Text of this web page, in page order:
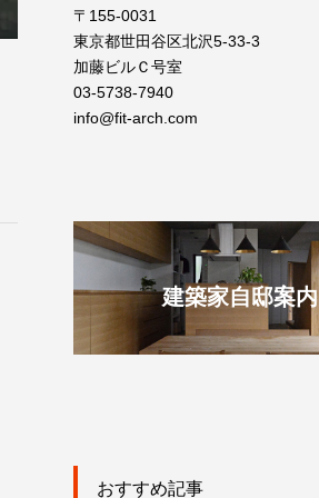
〒155-0031
東京都世田谷区北沢5-33-3
加藤ビルＣ号室
03-5738-7940
info@fit-arch.com
建築家自邸案内
おすすめ記事